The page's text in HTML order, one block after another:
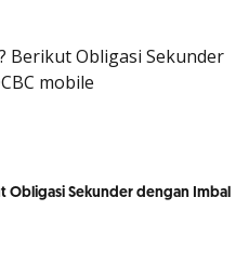
Obligasi Sekunder dengan Imbal